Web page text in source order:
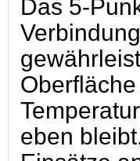
Das 5-
eben